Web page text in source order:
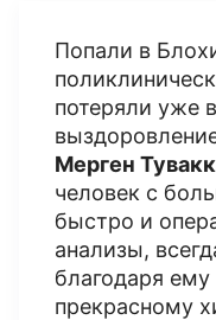
Попали в
потеряли уже
Мерген
человек с
быстро и
анализы,
благодаря
прекрасному